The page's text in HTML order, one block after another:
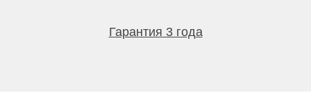
Гарантия 3 года